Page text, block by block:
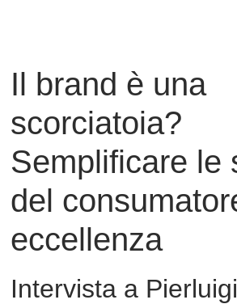
Il brand è una
scorciatoia?
Semplificare le
del
eccellenza
Intervista a